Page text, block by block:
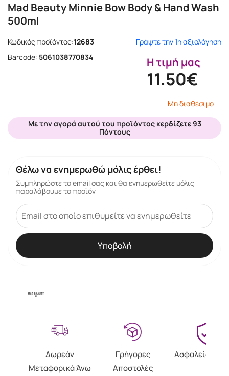
Mad Beauty Minnie Bow Body & Hand Wash
500ml
Κωδικός προϊόντος:12683
Γράψτε την 1η αξιολόγηση
Barcode: 5061038770834 Η τιμή μας
11.50€
Μη διαθέσιμο
Με την αγορά αυτού του προϊόντος κερδίζετε 93
Πόντους
Θέλω να ενημερωθώ μόλις έρθει!
Συμπληρώστε το email σας και θα ενημερωθείτε μόλις
παραλάβουμε το προϊόν
Υποβολή
Δωρεάν
Μεταφορικά Άνω
Γρήγορες
Αποστολές
Ασφαλείς